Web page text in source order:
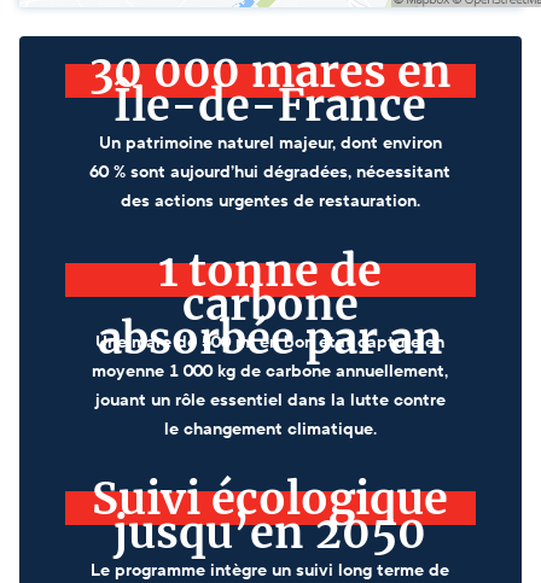
30 000 mares en
Île-de-France
Un patrimoine naturel majeur, dont environ
60 % sont aujourd’hui dégradées, nécessitant
des actions urgentes de restauration.
1 tonne de
carbone
absorbée par an
Une mare de 500 m² en bon état capture en
moyenne 1 000 kg de carbone annuellement,
jouant un rôle essentiel dans la lutte contre
le changement climatique.
Suivi écologique
jusqu’en 2050
Le programme intègre un suivi long terme de